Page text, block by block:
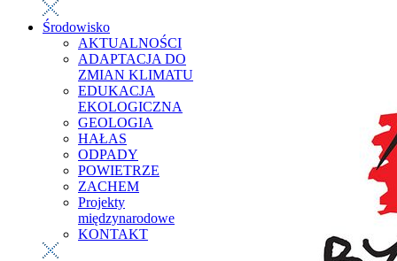
Środowisko
AKTUALNOŚCI
ADAPTACJA DO
ZMIAN KLIMATU
EDUKACJA
EKOLOGICZNA
GEOLOGIA
HAŁAS
ODPADY
POWIETRZE
ZACHEM
Projekty
międzynarodowe
KONTAKT